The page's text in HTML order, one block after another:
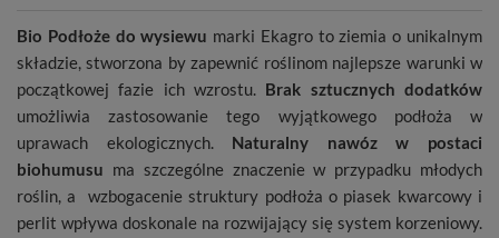
Bio Podłoże do wysiewu marki Ekagro to ziemia o unikalnym
składzie, stworzona by zapewnić roślinom najlepsze warunki w
początkowej fazie ich wzrostu. Brak sztucznych dodatków
umożliwia zastosowanie tego wyjątkowego podłoża w
uprawach ekologicznych. Naturalny nawóz w postaci
biohumusu ma szczególne znaczenie w przypadku młodych
roślin, a wzbogacenie struktury podłoża o piasek kwarcowy i
perlit wpływa doskonale na rozwijający się system korzeniowy.